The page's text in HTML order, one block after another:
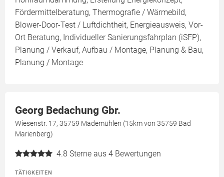
Fördermittelberatung, Thermografie / Wärmebild,
Blower-Door-Test / Luftdichtheit, Energieausweis, Vor-
Ort Beratung, Individueller Sanierungsfahrplan (iSFP),
Planung / Verkauf, Aufbau / Montage, Planung & Bau,
Planung / Montage
Georg Bedachung Gbr.
Wiesenstr. 17, 35759 Mademühlen (15km von 35759 Bad
Marienberg)
4.8 Sterne aus 4 Bewertungen
TÄTIGKEITEN